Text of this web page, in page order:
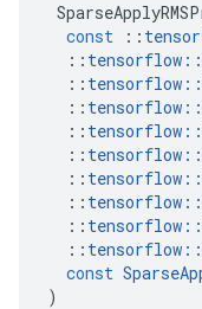
const
::
:: tensorflow ::
:: tensorflow ::
:: tensorflow ::
:: tensorflow ::
:: tensorflow ::
:: tensorflow ::
:: tensorflow ::
:: tensorflow ::
:: tensorflow ::
const
)